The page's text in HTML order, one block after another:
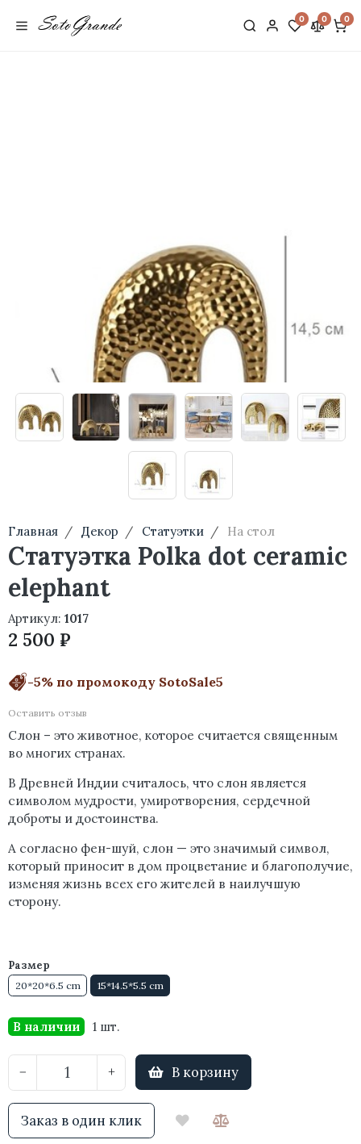
0 0 0
Главная Декор Статуэтки На стол
Статуэтка Polka dot ceramic
elephant
Артикул: 1017
2 500 ₽
-5% по промокоду SotoSale5
Оставить отзыв
Слон – это животное, которое считается священным
во многих странах.
В Древней Индии считалось, что слон является
символом мудрости, умиротворения, сердечной
доброты и достоинства.
А согласно фен-шуй, слон — это значимый символ,
который приносит в дом процветание и благополучие,
изменяя жизнь всех его жителей в наилучшую
сторону.
Размер
20*20*6.5 cm 15*14.5*5.5 cm
В наличии 1 шт.
− + В корзину
Заказ в один клик